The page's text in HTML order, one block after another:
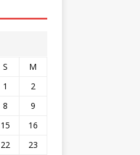
S
M
1
2
8
9
15
16
22
23